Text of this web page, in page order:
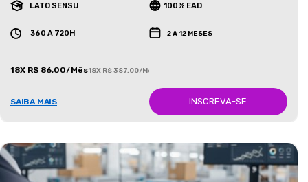
LATO SENSU 100% EAD
360 A 720H 2 A 12 MESES
18X R$ 86,00/Mês18X R$ 387,00/Mês
SAIBA MAIS INSCREVA-SE